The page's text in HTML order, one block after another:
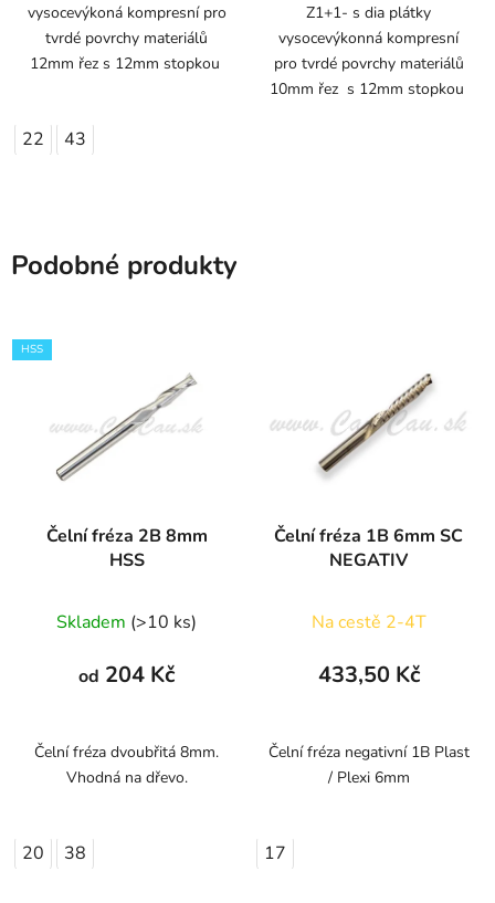
vysocevýkoná kompresní pro
tvrdé povrchy materiálů
12mm řez s 12mm stopkou
22 43
Z1+1- s dia plátky
vysocevýkonná kompresní
pro tvrdé povrchy materiálů
10mm řez s 12mm stopkou
Podobné produkty
HSS
Čelní fréza 2B 8mm
HSS
hodnocení
produktu
z
5
Skladem (>10 ks)
od 204 Kč
Čelní fréza dvoubřitá 8mm.
Vhodná na dřevo.
20 38
Čelní fréza 1B 6mm SC
NEGATIV
Na cestě 2-4T
433,50 Kč
Čelní fréza negativní 1B Plast
/ Plexi 6mm
17